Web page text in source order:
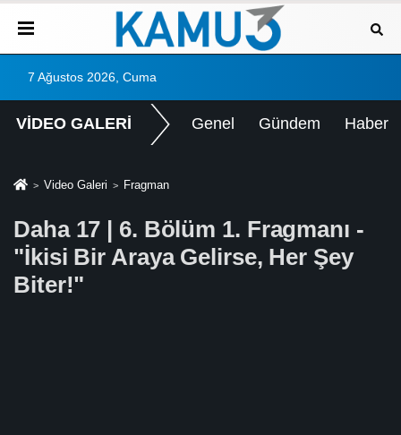
7 Ağustos 2026, Cuma
VİDEO GALERİ Genel Gündem Haber
Video Galeri Fragman
Daha 17 | 6. Bölüm 1. Fragmanı -
"İkisi Bir Araya Gelirse, Her Şey
Biter!"